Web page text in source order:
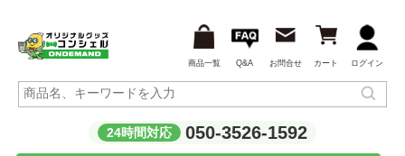
商品一覧 Q&A お問合せ カート ログイン
24時間対応 050-3526-1592